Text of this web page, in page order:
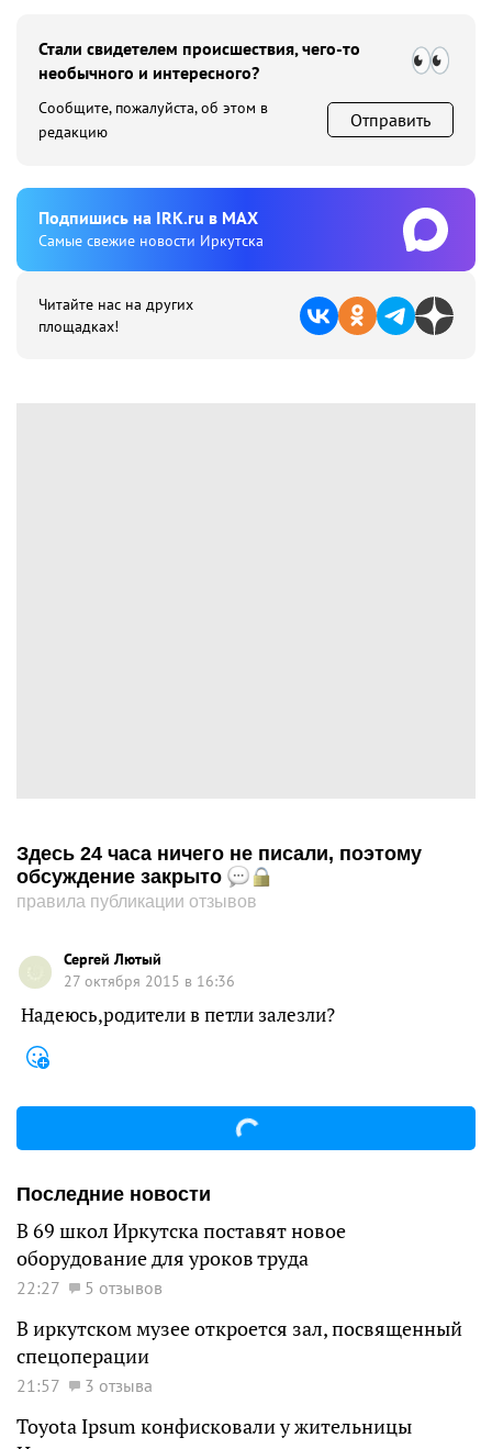
Стали свидетелем происшествия, чего-то
необычного и интересного?
Сообщите, пожалуйста, об этом в
редакцию
Отправить
Подпишиcь на IRK.ru в MAX
Cамые свежие новости Иркутска
Читайте нас на других
площадках!
Здесь 24 часа ничего не писали, поэтому
обсуждение закрыто
правила публикации отзывов
Сергей Лютый
27 октября 2015 в 16:36
Надеюсь,родители в петли залезли?
Последние новости
В 69 школ Иркутска поставят новое
оборудование для уроков труда
22:27 5 отзывов
В иркутском музее откроется зал, посвященный
спецоперации
21:57 3 отзыва
Toyota Ipsum конфисковали у жительницы